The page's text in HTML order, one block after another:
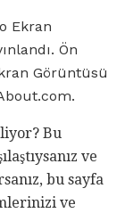
Ekran
Ön
Görüntüsü
Bu
ve
bu sayfa
ve